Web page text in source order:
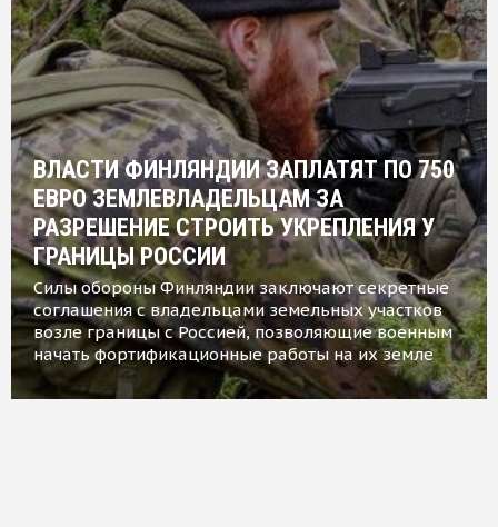
ВЛАСТИ ФИНЛЯНДИИ ЗАПЛАТЯТ ПО 750
ЕВРО ЗЕМЛЕВЛАДЕЛЬЦАМ ЗА
РАЗРЕШЕНИЕ СТРОИТЬ УКРЕПЛЕНИЯ У
ГРАНИЦЫ РОССИИ
Силы обороны Финляндии заключают секретные
соглашения с владельцами земельных участков
возле границы с Россией, позволяющие военным
начать фортификационные работы на их земле